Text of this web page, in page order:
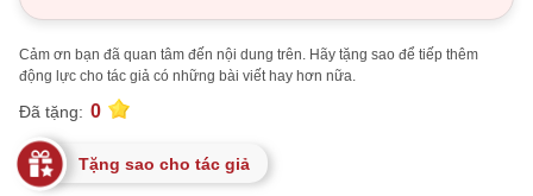
Cảm ơn bạn đã quan tâm đến nội dung trên. Hãy tặng sao để tiếp thêm
động lực cho tác giả có những bài viết hay hơn nữa.
Đã tặng: 0
Tặng sao cho tác giả